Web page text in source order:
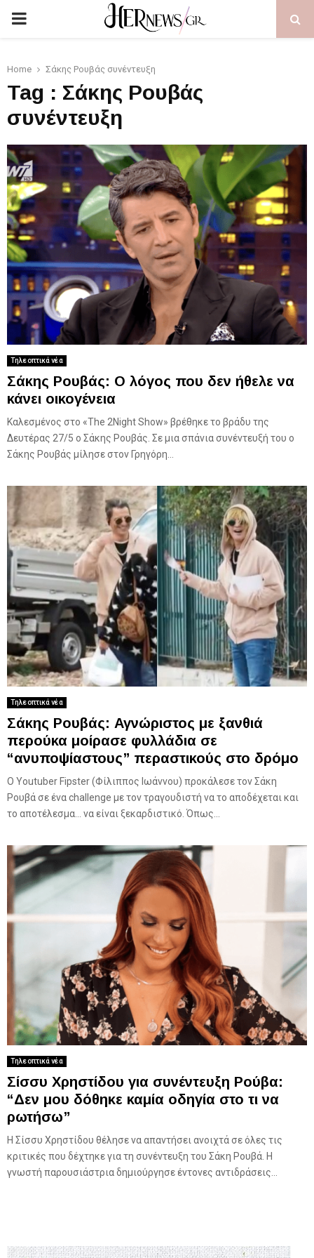
PRIMARY
Home Σάκης Ρουβάς συνέντευξη
Tag : Σάκης Ρουβάς
συνέντευξη
Τηλεοπτικά νέα
Σάκης Ρουβάς: Ο λόγος που δεν ήθελε να
κάνει οικογένεια
Καλεσμένος στο «The 2Night Show» βρέθηκε το βράδυ της
Δευτέρας 27/5 ο Σάκης Ρουβάς. Σε μια σπάνια συνέντευξή του ο
Σάκης Ρουβάς μίλησε στον Γρηγόρη...
Τηλεοπτικά νέα
Σάκης Ρουβάς: Αγνώριστος με ξανθιά
περούκα μοίρασε φυλλάδια σε
“ανυποψίαστους” περαστικούς στο δρόμο
Ο Youtuber Fipster (Φίλιππος Ιωάννου) προκάλεσε τον Σάκη
Ρουβά σε ένα challenge με τον τραγουδιστή να το αποδέχεται και
το αποτέλεσμα… να είναι ξεκαρδιστικό. Όπως...
Τηλεοπτικά νέα
Σίσσυ Χρηστίδου για συνέντευξη Ρούβα:
“Δεν μου δόθηκε καμία οδηγία στο τι να
ρωτήσω”
H Σίσσυ Χρηστίδου θέλησε να απαντήσει ανοιχτά σε όλες τις
κριτικές που δέχτηκε για τη συνέντευξη του Σάκη Ρουβά. Η
γνωστή παρουσιάστρια δημιούργησε έντονες αντιδράσεις...